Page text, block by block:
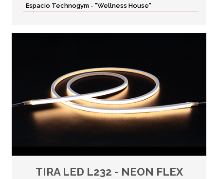
Espacio Technogym - "Wellness House"
TIRA LED L232 - NEON FLEX